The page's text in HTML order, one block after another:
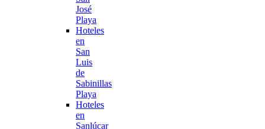
José
Playa
Hoteles
en
San
Luis
de
Sabinillas
Playa
Hoteles
en
Sanlúcar